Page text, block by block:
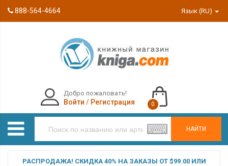
888-564-4664 Язык (RU)
НАЙТИ
Добро пожаловать!
Войти / Регистрация 0
РАСПРОДАЖА! СКИДКА 40% НА ЗАКАЗЫ ОТ $99.00 ИЛИ